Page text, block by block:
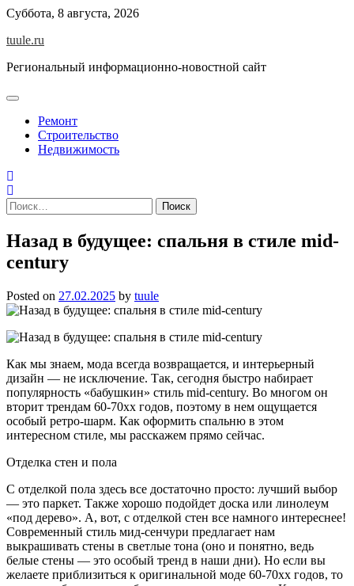
Skip
content
Суббота, 8 августа, 2026
tuule.ru
Региональный информационно-новостной сайт
Ремонт
Строительство
Недвижимость
Найти:
Назад в будущее: спальня в стиле mid-
century
Posted on 27.02.2025 by tuule
Как мы знаем, мода всегда возвращается, и интерьерный
дизайн — не исключение. Так, сегодня быстро набирает
популярность «бабушкин» стиль mid-century. Во многом он
вторит трендам 60-70хх годов, поэтому в нем ощущается
особый ретро-шарм. Как оформить спальню в этом
интересном стиле, мы расскажем прямо сейчас.
Отделка стен и пола
С отделкой пола здесь все достаточно просто: лучший выбор
— это паркет. Также хорошо подойдет доска или линолеум
«под дерево». А, вот, с отделкой стен все намного интереснее!
Современный стиль мид-сенчури предлагает нам
выкрашивать стены в светлые тона (оно и понятно, ведь
белые стены — это особый тренд в наши дни). Но если вы
желаете приблизиться к оригинальной моде 60-70хх годов, то